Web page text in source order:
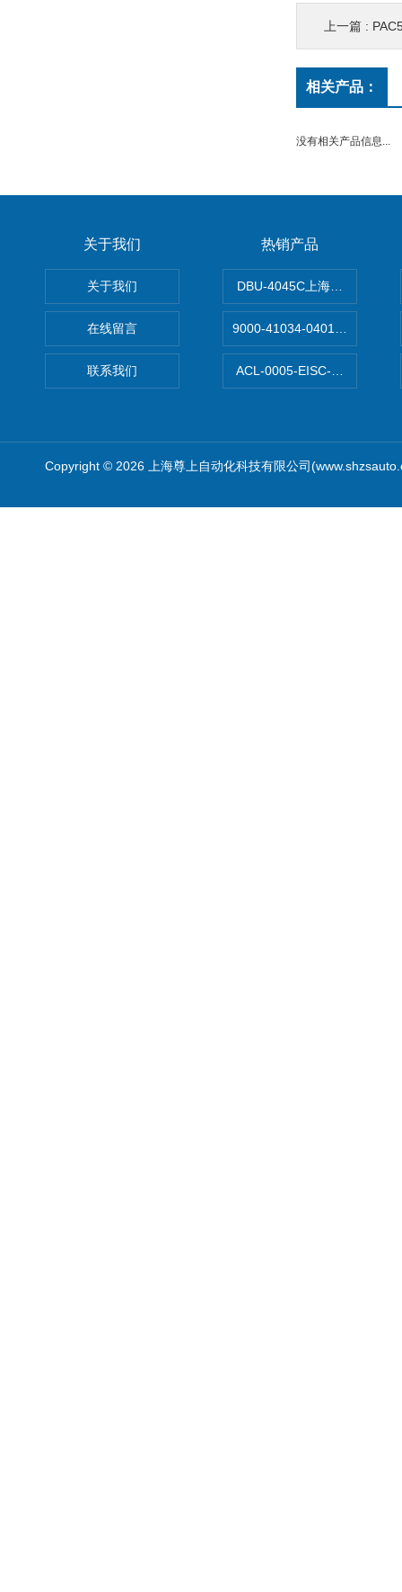
上一篇 :
相关产品：
没有相关产品信息...
关于我们
关于我们
在线留言
联系我们
热销产品
DBU-4045C上海鹰峰制动单
9000-41034-0401000穆尔
ACL-0005-EISC-E2M8C上海
Copyright © 2026 上海尊上自动化科技有限公司